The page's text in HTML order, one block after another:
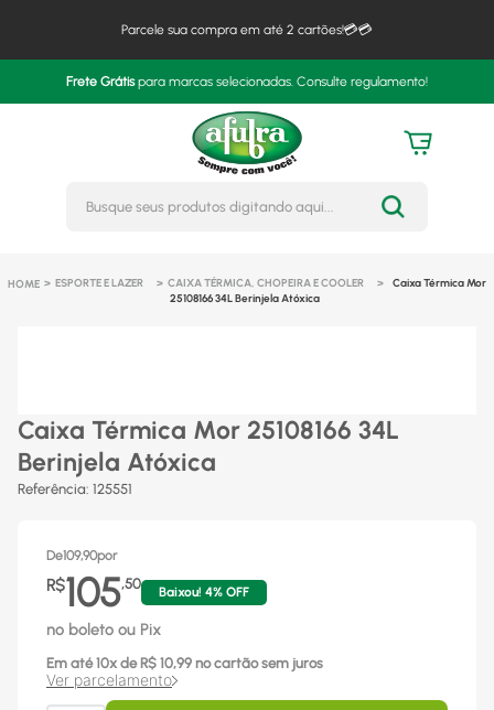
Parcele sua compra em até 2 cartões!💳💳
Frete Grátispara marcas selecionadas. Consulte regulamento!
Busque seus produtos
ESPORTE E LAZER CAIXA TÉRMICA, CHOPEIRA E COOLER
Caixa Térmica Mor
25108166 34L Berinjela Atóxica
Caixa Térmica Mor 25108166 34L
Berinjela Atóxica
Referência: 125551
De109,90por
R$105,50
Baixou! 4% OFF
no boleto ou Pix
Em até 10x de R$ 10,99 no cartão sem juros
Ver parcelamento